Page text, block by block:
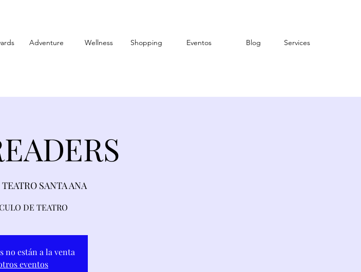
Adventure Wellness Shopping Eventos Blog Services
TEATRO SANTA ANA
DE TEATRO
no están a la venta
eventos